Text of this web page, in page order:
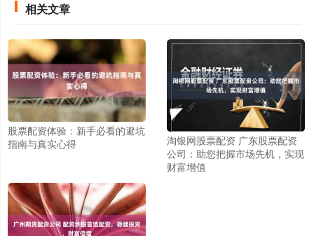
相关文章
股票配资体验：新手必看的避坑
指南与真实心得
淘银网股票配资 广东股票配资
公司：助您把握市场先机，实现
财富增值